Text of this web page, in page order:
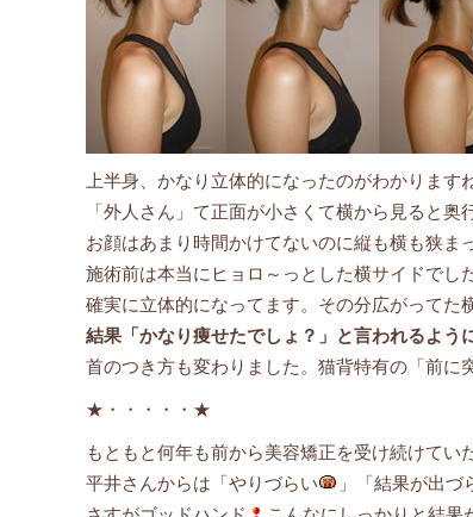
上半身、かなり立体的になったのがわかります
「外人さん」て正面が小さくて横から見ると
お顔はあまり時間かけてないのに縦も横も狭ま
施術前は本当にヒョロ～っとした横サイドでし
確実に立体的になってます。その分広がってた
結果「かなり痩せたでしょ？」と言われるよう
首のつき方も変わりました。猫背特有の「前に
★・・・・・★
もともと何年も前から美容矯正を受け続けてい
平井さんからは「やりづらい
」「結果が出づ